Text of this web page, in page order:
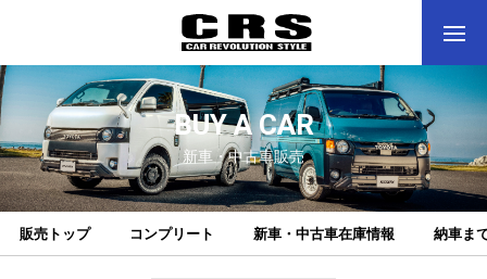
BUY A CAR
新車・中古車販売
販売トップ コンプリート 新車・中古車在庫情報 納車ま